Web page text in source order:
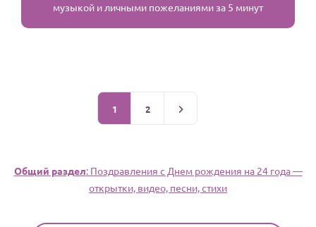
музыкой и личными пожеланиями за 5 минут
1 2
Общий раздел: Поздравления c Днем рождения на 24 года —
открытки, видео, песни, стихи